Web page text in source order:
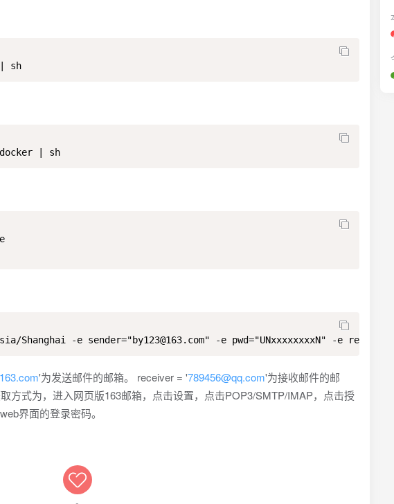
sh
| sh
-e sender="by123@163.com" -e pwd="UNxxxxxxxxN" -e
'为发送邮件的邮箱。 receiver = '789456@qq.com'为接收邮件的邮
方式为，进入网页版163邮箱，点击设置，点击POP3/SMTP/IMAP，点击授
界面的登录密码。